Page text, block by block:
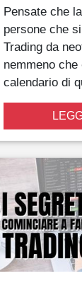
Pensate che
persone che
Trading da
nemmeno
calendario di